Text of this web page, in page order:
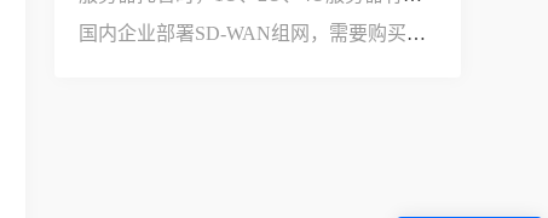
国内企业部署SD-WAN组网，需要购买哪些设备和服务？